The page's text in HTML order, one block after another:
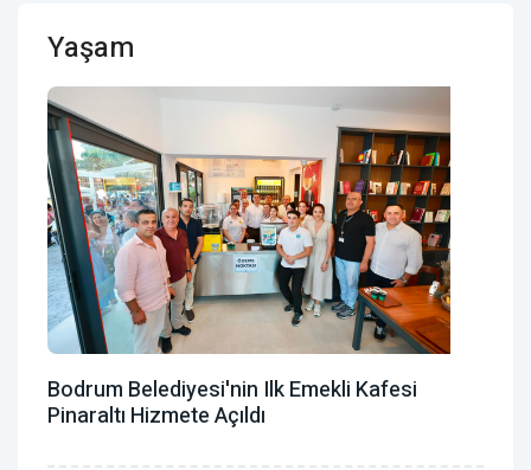
Yaşam
Bodrum Belediyesi'nin Ilk Emekli Kafesi
Pinaraltı Hizmete Açıldı